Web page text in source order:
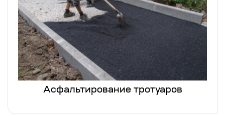
Асфальтирование тротуаров